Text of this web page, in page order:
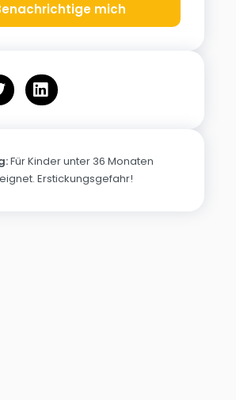
mich
Für Kinder unter 36 Monaten
Erstickungsgefahr!